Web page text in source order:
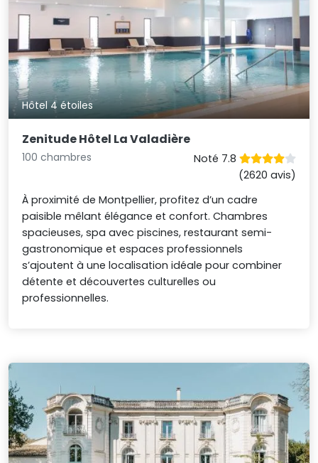
Hôtel 4 étoiles
Zenitude Hôtel La Valadière
100 chambres
Noté 7.8
(2620 avis)
À proximité de Montpellier, profitez d’un cadre
paisible mêlant élégance et confort. Chambres
spacieuses, spa avec piscines, restaurant semi-
gastronomique et espaces professionnels
s’ajoutent à une localisation idéale pour combiner
détente et découvertes culturelles ou
professionnelles.